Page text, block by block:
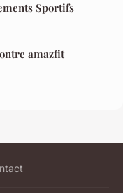
Sportifs
amazfit